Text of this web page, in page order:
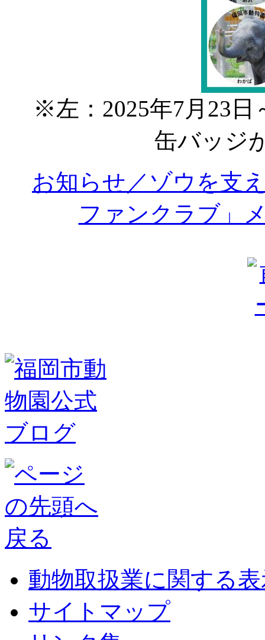
※左：2025年7月23
缶バッジ
お知らせ／ゾウを支
ファンクラブ」
動物取扱業に関する
サイトマップ